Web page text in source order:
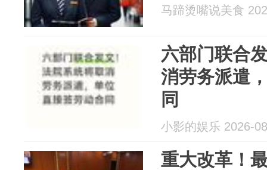
马蹄烫嘴说美食
六部门联合
消劳务派遣
同
小影的娱乐 2026-
重大改革！